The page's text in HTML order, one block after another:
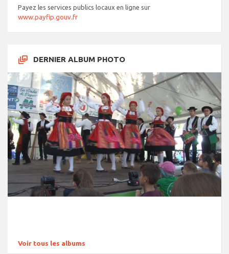
Payez les services publics locaux en ligne sur
www.payfip.gouv.fr
DERNIER ALBUM PHOTO
Voir tous les albums